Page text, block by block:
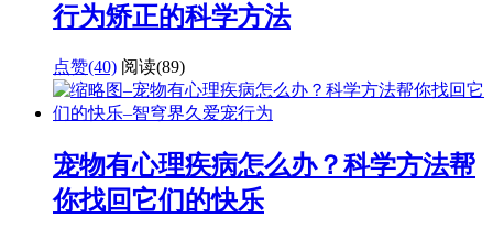
行为矫正的科学方法
点赞(40) 阅读(89)
宠物有心理疾病怎么办？科学方法帮
你找回它们的快乐